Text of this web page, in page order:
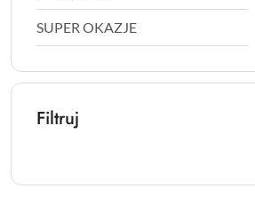
SUPER OKAZJE
Filtruj